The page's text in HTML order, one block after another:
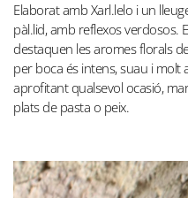
Elaborat amb Xarl.lelo i un
pàl.lid, amb reflexos verdosos.
destaquen les aromes florals
per boca és intens, suau i
aprofitant qualsevol ocasió,
plats de pasta o peix.